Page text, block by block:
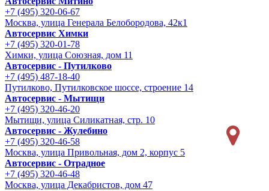
+7 (495) 320-06-67
Москва, улица Генерала Белобородова, 42к1
Автосервис Химки
+7 (495) 320-01-78
Химки, улица Союзная, дом 11
Автосервис - Путилково
+7 (495) 487-18-40
Путилково, Путилковское шоссе, строение 14
Автосервис - Мытищи
+7 (495) 320-46-20
Мытищи, улица Силикатная, стр. 10
Автосервис - Жулебино
+7 (495) 320-46-58
Москва, улица Привольная, дом 2, корпус 5
Автосервис - Отрадное
+7 (495) 320-46-48
Москва, улица Декабристов, дом 47